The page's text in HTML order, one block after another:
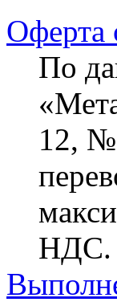
Оферта
По
12, №
НДС.